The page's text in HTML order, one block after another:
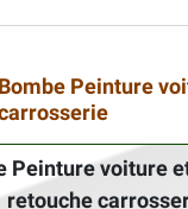
Peinture
Peinture voiture
retouche